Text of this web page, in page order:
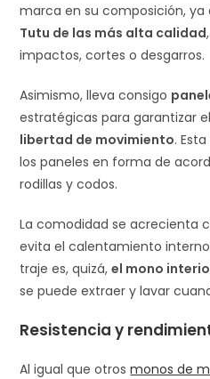
marca en su composición,
Tutu de las más alta calidad
impactos, cortes o desgarros.
Asimismo, lleva consigo
estratégicas para garantizar el
libertad de movimiento.
los paneles en forma de
rodillas y codos.
La comodidad se acrecienta
evita el calentamiento
traje es, quizá,el mono
se puede extraer y lavar
Resistencia y
Al igual que otrosmonos de